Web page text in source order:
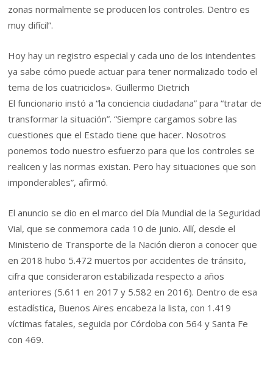
zonas normalmente se producen los controles. Dentro es
muy difícil”.
Hoy hay un registro especial y cada uno de los intendentes
ya sabe cómo puede actuar para tener normalizado todo el
tema de los cuatriciclos». Guillermo Dietrich
El funcionario instó a “la conciencia ciudadana” para “tratar de
transformar la situación”. “Siempre cargamos sobre las
cuestiones que el Estado tiene que hacer. Nosotros
ponemos todo nuestro esfuerzo para que los controles se
realicen y las normas existan. Pero hay situaciones que son
imponderables”, afirmó.
El anuncio se dio en el marco del Día Mundial de la Seguridad
Vial, que se conmemora cada 10 de junio. Allí, desde el
Ministerio de Transporte de la Nación dieron a conocer que
en 2018 hubo 5.472 muertos por accidentes de tránsito,
cifra que consideraron estabilizada respecto a años
anteriores (5.611 en 2017 y 5.582 en 2016). Dentro de esa
estadística, Buenos Aires encabeza la lista, con 1.419
víctimas fatales, seguida por Córdoba con 564 y Santa Fe
con 469.